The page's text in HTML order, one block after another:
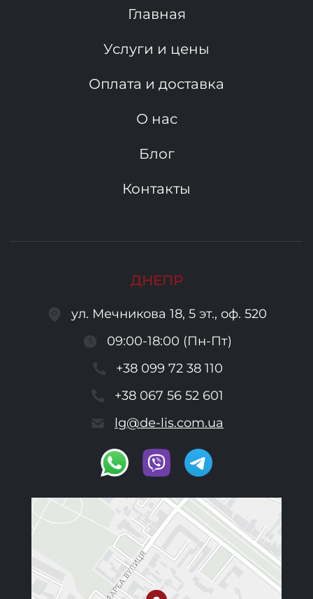
Главная
Услуги и цены
Оплата и доставка
О нас
Блог
Контакты
ДНЕПР
ул. Мечникова 18, 5 эт., оф. 520
09:00-18:00 (Пн-Пт)
+38 099 72 38 110
+38 067 56 52 601
lg@de-lis.com.ua